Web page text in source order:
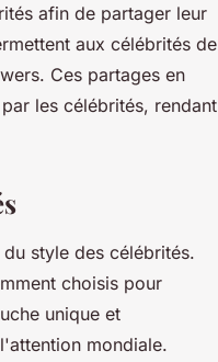
afin de partager leur
aux célébrités de
Ces partages en
les célébrités, rendant
style des célébrités.
choisis pour
unique et
mondiale.